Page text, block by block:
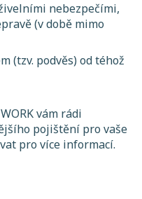
nebezpečími,
(v době mimo
(tzv. podvěs) od téhož
vám rádi
pojištění pro vaše
pro více informací.